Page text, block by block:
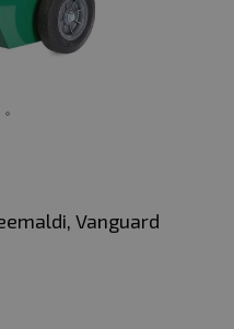
Vanguard